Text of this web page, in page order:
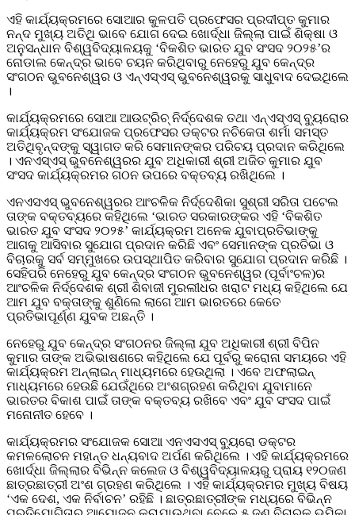
ଏହି କାର୍ଯ୍ୟକ୍ରମରେ ସୋଆର କୁଳପତି ପ୍ରଫେସର ପ୍ରଦୀପ୍ତ କୁମାର
ନନ୍ଦ ମୁଖ୍ୟ ଅତିଥି ଭାବେ ଯୋଗ ଦେଇ ଖୋର୍ଦ୍ଧା ଜିଲ୍ଲା ପାଇଁ ଶିକ୍ଷା ଓ
ଅନୁସନ୍ଧାନ ବିଶ୍ୱବିଦ୍ୟାଳୟକୁ ‘ବିକଶିତ ଭାରତ ଯୁବ ସଂସଦ ୨୦୨୫’ର
ନୋଡାଲ କେନ୍ଦ୍ର ଭାବେ ଚୟନ କରିଥିବାରୁ ନେହେରୁ ଯୁବ କେନ୍ଦ୍ର
ସଂଗଠନ ଭୁବନେଶ୍ୱର ଓ ଏନ୍‌ଏସ୍‌ଏସ୍ ଭୁବନେଶ୍ୱରକୁ ସାଧୁବାଦ ଦେଇଥିଲେ
।
କାର୍ଯ୍ୟକ୍ରମରେ ସୋଆ ଆଉଟ୍‌ରିଚ୍ ନିର୍ଦ୍ଦେଶକ ତଥା ଏନ୍‌ଏସ୍‌ଏସ୍ ବ୍ୟୁରୋର
କାର୍ଯ୍ୟକ୍ରମ ସଂଯୋଜକ ପ୍ରଫେସର ଡକ୍ଟର ନଚିକେତା ଶର୍ମା ସମସ୍ତ
ଅତିଥିବୃନ୍ଦଙ୍କୁ ସ୍ୱାଗତ କରି ସେମାନଙ୍କର ପରିଚୟ ପ୍ରଦାନ କରିଥିଲେ
। ଏନଏସ୍‌ଏସ୍ ଭୁବନେଶ୍ୱରର ଯୁବ ଅଧିକାରୀ ଶ୍ରୀ ଅଜିତ କୁମାର ଯୁବ
ସଂସଦ କାର୍ଯ୍ୟକ୍ରମର ଗଠନ ଉପରେ ବକ୍ତବ୍ୟ ରଖିଥିଲେ ।
ଏନଏସଏସ୍ ଭୁବନେଶ୍ୱରର ଆଂଚଳିକ ନିର୍ଦ୍ଦେଶିକା ସୁଶ୍ରୀ ସରିତା ପଟେଲ
ତାଙ୍କ ବକ୍ତବ୍ୟରେ କହିଥିଲେ ‘ଭାରତ ସରକାରଙ୍କର ଏହି ‘ବିକଶିତ
ଭାରତ ଯୁବ ସଂସଦ ୨୦୨୫’ କାର୍ଯ୍ୟକ୍ରମ ଅନେକ ଯୁବାପ୍ରତିଭାଙ୍କୁ
ଆଗକୁ ଆସିବାର ସୁଯୋଗ ପ୍ରଦାନ କରିଛି ଏବଂ ସେମାନଙ୍କ ପ୍ରତିଭା ଓ
ବିଚାରକୁ ସର୍ବ ସମ୍ମୁଖରେ ଉପସ୍ଥାପିତ କରିବାର ସୁଯୋଗ ପ୍ରଦାନ କରିଛି ।
ସେହିପରି ନେହେରୁ ଯୁବ କେନ୍ଦ୍ର ସଂଗଠନ ଭୁବନେଶ୍ୱର (ପୂର୍ବାଂଚଳ)ର
ଆଂଚଳିକ ନିର୍ଦ୍ଦେଶକ ଶ୍ରୀ ଶିବାଜୀ ମୁରଲୀଧର ଖରାଟ ମଧ୍ୟ କହିଥିଲେ ଯେ
ଆମ ଯୁବ ବକ୍ତାଙ୍କୁ ଶୁଣିଲେ ଲାଗେ ଆମ ଭାରତରେ କେତେ
ପ୍ରତିଭାପୂର୍ଣ୍ଣ ଯୁବକ ଅଛନ୍ତି ।
ନେହେରୁ ଯୁବ କେନ୍ଦ୍ର ସଂଗଠନର ଜିଲ୍ଲା ଯୁବ ଅଧିକାରୀ ଶ୍ରୀ ବିପିନ
କୁମାର ତାଙ୍କ ଅଭିଭାଷଣରେ କହିଥିଲେ ଯେ ପୂର୍ବରୁ କରୋନା ସମୟରେ ଏହି
କାର୍ଯ୍ୟକ୍ରମ ଅନ୍‌ଲାଇନ୍ ମାଧ୍ୟମରେ ହେଉଥିଲା । ଏବେ ଅଫଲାଇନ୍
ମାଧ୍ୟମରେ ହେଉଛି ଯେଉଁଥିରେ ଅଂଶଗ୍ରହଣ କରିଥିବା ଯୁବାମାନେ
ଭାରତର ବିକାଶ ପାଇଁ ତାଙ୍କ ବକ୍ତବ୍ୟ ରଖିବେ ଏବଂ ଯୁବ ସଂସଦ ପାଇଁ
ମନୋନୀତ ହେବେ ।
କାର୍ଯ୍ୟକ୍ରମର ସଂଯୋଜକ ସୋଆ ଏନଏସଏସ୍ ବ୍ୟୁରୋ ଡକ୍ଟର
କମଳଲୋଚନ ମହାନ୍ତ ଧନ୍ୟବାଦ ଅର୍ପଣ କରିଥିଲେ । ଏହି କାର୍ଯ୍ୟକ୍ରମରେ
ଖୋର୍ଦ୍ଧା ଜିଲ୍ଲାର ବିଭିନ୍ନ କଲେଜ ଓ ବିଶ୍ୱବିଦ୍ୟାଳୟରୁ ପ୍ରାୟ ୧୨୦ଜଣ
ଛାତ୍ରଛାତ୍ରୀ ଅଂଶ ଗ୍ରହଣ କରିଥିଲେ । ଏହି କାର୍ଯ୍ୟକ୍ରମର ମୁଖ୍ୟ ବିଷୟ
‘ଏକ ଦେଶ, ଏକ ନିର୍ବାଚନ’ ରହିଛି । ଛାତ୍ରଛାତ୍ରୀଙ୍କ ମଧ୍ୟରେ ବିଭିନ୍ନ